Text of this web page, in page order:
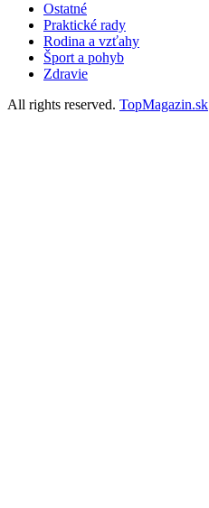
Ostatné
Praktické rady
Rodina a vzťahy
Šport a pohyb
Zdravie
All rights reserved. TopMagazin.sk